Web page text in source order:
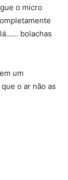
o micro
bolachas
um
o ar não as